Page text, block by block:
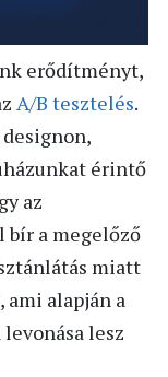
erődítményt,
A/B tesztelés.
érintő
az
a megelőző
miatt
alapján a
lesz